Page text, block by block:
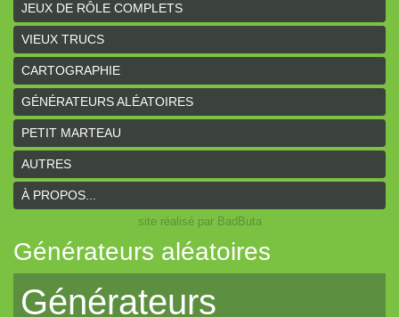
JEUX DE RÔLE COMPLETS
VIEUX TRUCS
CARTOGRAPHIE
GÉNÉRATEURS ALÉATOIRES
PETIT MARTEAU
AUTRES
À PROPOS...
site réalisé par BadButa
Générateurs aléatoires
Générateurs